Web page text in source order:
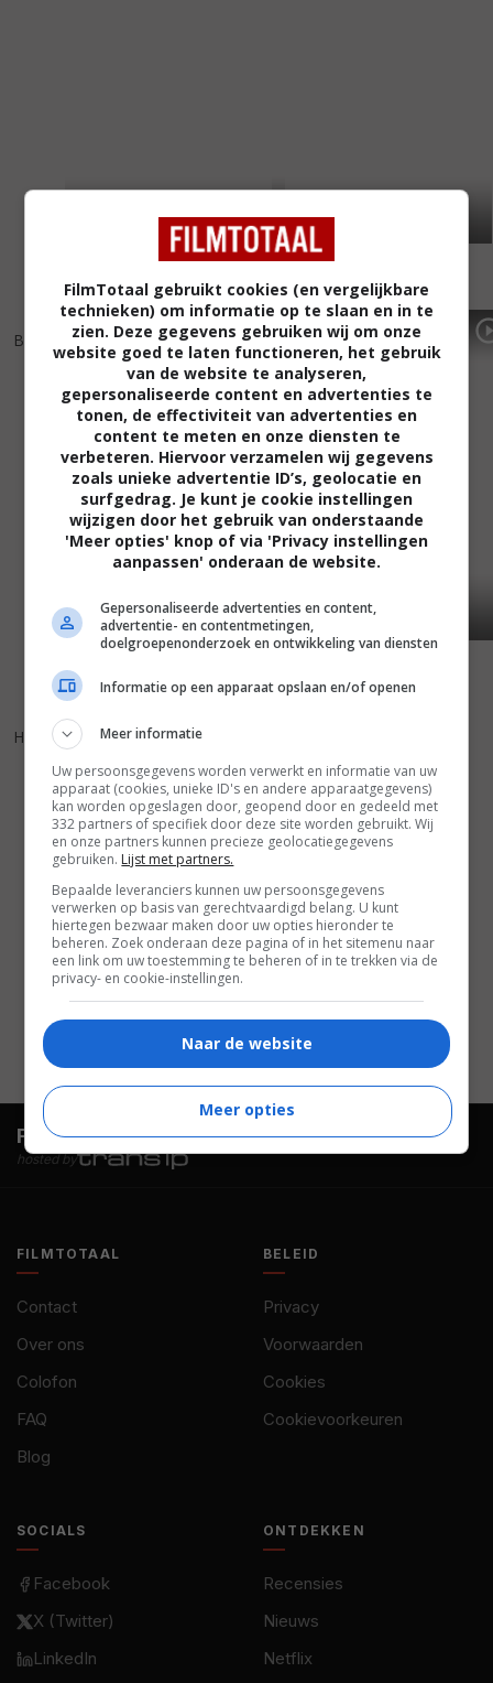
4 ,1
Bones (2001) 2,6
Simon Sez (1999)
,1
Hard Rain (1998)
FilmTotaal.Hét online filmoverzicht.
hosted by
FILMTOTAAL
Contact
Over ons
Colofon
FAQ
Blog
BELEID
Privacy
Voorwaarden
Cookies
Cookievoorkeuren
SOCIALS
Facebook
X (Twitter)
LinkedIn
ONTDEKKEN
Recensies
Nieuws
Netflix
FilmTotaal gebruikt cookies (en vergelijkbare
technieken) om informatie op te slaan en in te
zien. Deze gegevens gebruiken wij om onze
website goed te laten functioneren, het gebruik
van de website te analyseren,
gepersonaliseerde content en advertenties te
tonen, de effectiviteit van advertenties en
content te meten en onze diensten te
verbeteren. Hiervoor verzamelen wij gegevens
zoals unieke advertentie ID’s, geolocatie en
surfgedrag. Je kunt je cookie instellingen
wijzigen door het gebruik van onderstaande
'Meer opties' knop of via 'Privacy instellingen
aanpassen' onderaan de website.
Gepersonaliseerde advertenties en content,
advertentie- en contentmetingen,
doelgroepenonderzoek en ontwikkeling van diensten
Informatie op een apparaat opslaan en/of openen
Meer informatie
Uw persoonsgegevens worden verwerkt en informatie van uw
apparaat (cookies, unieke ID's en andere apparaatgegevens)
kan worden opgeslagen door, geopend door en gedeeld met
332 partners of specifiek door deze site worden gebruikt. Wij
en onze partners kunnen precieze geolocatiegegevens
gebruiken. Lijst met partners.
Bepaalde leveranciers kunnen uw persoonsgegevens
verwerken op basis van gerechtvaardigd belang. U kunt
hiertegen bezwaar maken door uw opties hieronder te
beheren. Zoek onderaan deze pagina of in het sitemenu naar
een link om uw toestemming te beheren of in te trekken via de
privacy- en cookie-instellingen.
Naar de website
Meer opties